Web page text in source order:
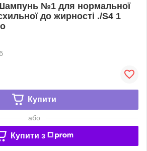
№1 для нормальної
до жирності ./S4 1
Купити
або
Купити з